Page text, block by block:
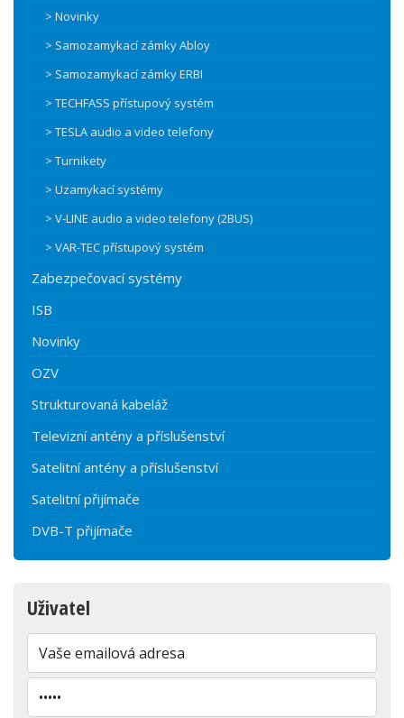
> Novinky
> Samozamykací zámky Abloy
> Samozamykací zámky ERBI
> TECHFASS přístupový systém
> TESLA audio a video telefony
> Turnikety
> Uzamykací systémy
> V-LINE audio a video telefony (2BUS)
> VAR-TEC přístupový systém
Zabezpečovací systémy
ISB
Novinky
OZV
Strukturovaná kabeláž
Televizní antény a příslušenství
Satelitní antény a příslušenství
Satelitní přijímače
DVB-T přijímače
Uživatel